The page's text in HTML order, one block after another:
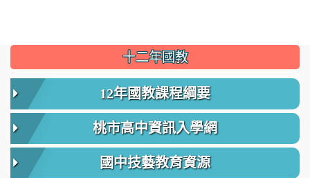
::: 十二年國教
12年國教課程綱要
桃市高中資訊入學網
國中技藝教育資源